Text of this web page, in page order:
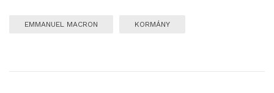
EMMANUEL MACRON KORMÁNY